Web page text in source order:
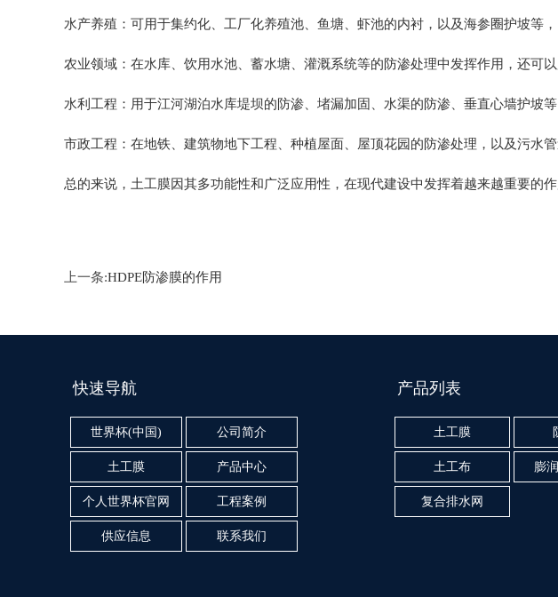
水产养殖：可用于集约化、工厂化养殖池、鱼塘、虾池的内衬，以及海参圈护坡等，
农业领域：在水库、饮用水池、蓄水塘、灌溉系统等的防渗处理中发挥作用，还可
水利工程：用于江河湖泊水库堤坝的防渗、堵漏加固、水渠的防渗、垂直心墙护坡
市政工程：在地铁、建筑物地下工程、种植屋面、屋顶花园的防渗处理，以及污水
总的来说，土工膜因其多功能性和广泛应用性，在现代建设中发挥着越来越重要的
上一条:HDPE防渗膜的作用
快速导航
世界杯(中国) 公司简介
土工膜 产品中心
个人世界杯官网 工程案例
供应信息 联系我们
产品列表
土工膜
土工布 膨
复合排水网